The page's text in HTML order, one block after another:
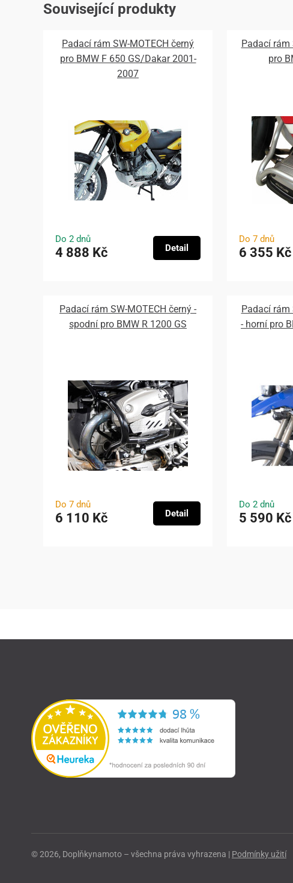
Související produkty
Padací rám SW-MOTECH černý
pro BMW F 650 GS/Dakar 2001-
2007
Do 2 dnů
4 888 Kč Detail
Padací rám
pro
Do 7 dnů
6 355 Kč
Padací rám SW-MOTECH černý -
spodní pro BMW R 1200 GS
Do 7 dnů
6 110 Kč Detail
Padací rám
- horní pro
Do 2 dnů
5 590 Kč
© 2026, Doplňkynamoto – všechna práva vyhrazena | Podmínky užití